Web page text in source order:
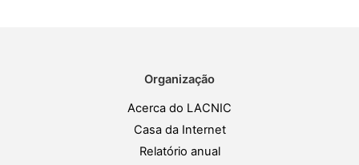
Organização
Acerca do LACNIC
Casa da Internet
Relatório anual